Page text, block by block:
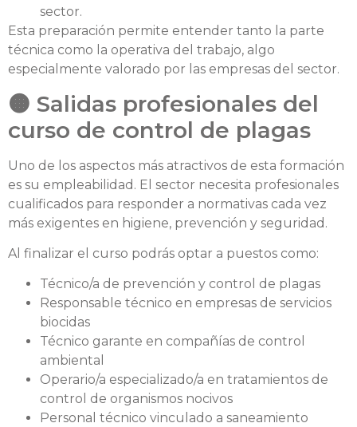
sector.
Esta preparación permite entender tanto la parte
técnica como la operativa del trabajo, algo
especialmente valorado por las empresas del sector.
🟠 Salidas profesionales del
curso de control de plagas
Uno de los aspectos más atractivos de esta formación
es su empleabilidad. El sector necesita profesionales
cualificados para responder a normativas cada vez
más exigentes en higiene, prevención y seguridad.
Al finalizar el curso podrás optar a puestos como:
Técnico/a de prevención y control de plagas
Responsable técnico en empresas de servicios
biocidas
Técnico garante en compañías de control
ambiental
Operario/a especializado/a en tratamientos de
control de organismos nocivos
Personal técnico vinculado a saneamiento